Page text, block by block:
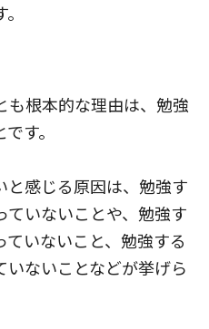
も根本的な理由は、勉強
す。
と感じる原因は、勉強す
ていないことや、勉強す
いないこと、勉強する
ないことなどが挙げら